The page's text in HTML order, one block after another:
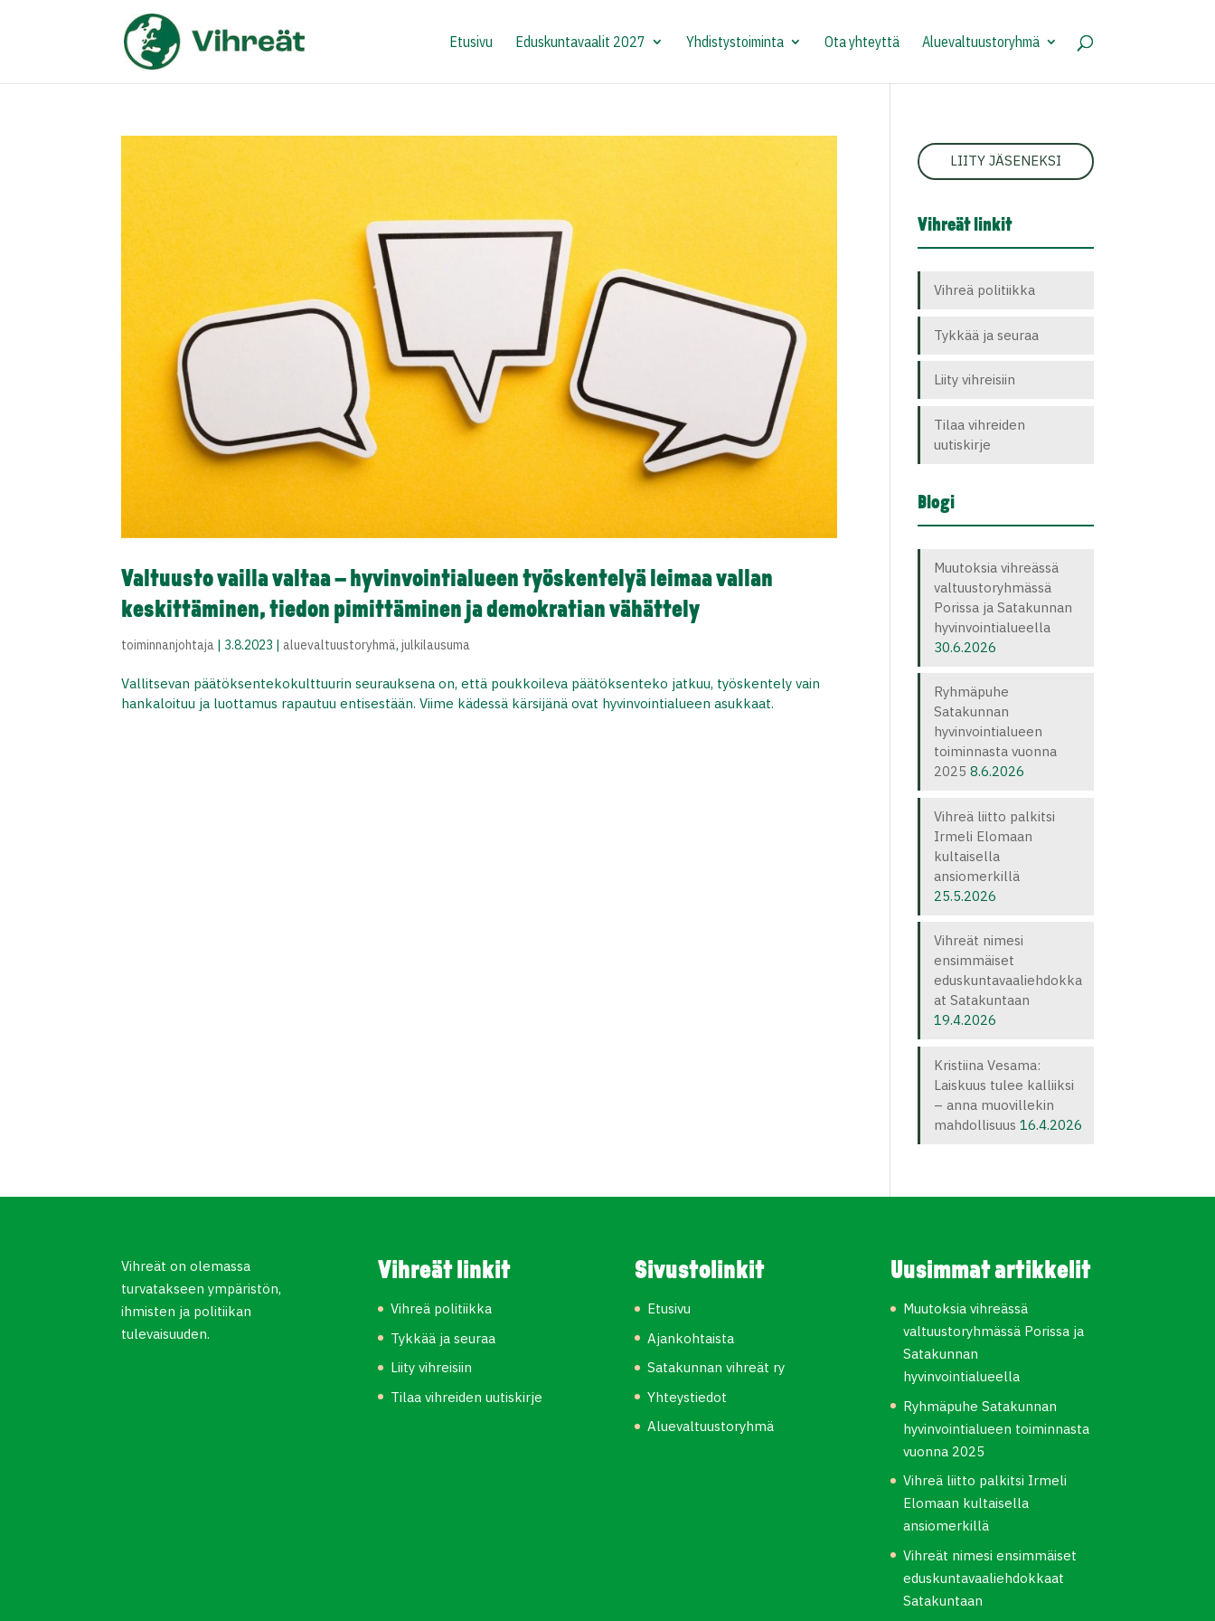
Etusivu Eduskuntavaalit 2027 Yhdistystoiminta Ota yhteyttä Aluevaltuustoryhmä
Valtuusto vailla valtaa – hyvinvointialueen työskentelyä leimaa vallan
keskittäminen, tiedon pimittäminen ja demokratian vähättely
toiminnanjohtaja | 3.8.2023 |aluevaltuustoryhmä,julkilausuma
Vallitsevan päätöksentekokulttuurin seurauksena on, että poukkoileva päätöksenteko jatkuu, työskentely vain
hankaloituu ja luottamus rapautuu entisestään. Viime kädessä kärsijänä ovat hyvinvointialueen asukkaat.
LIITY JÄSENEKSI
Vihreät linkit
Vihreä politiikka
Tykkää ja seuraa
Liity vihreisiin
Tilaa vihreiden
uutiskirje
Blogi
Muutoksia vihreässä
valtuustoryhmässä
Porissa ja Satakunnan
hyvinvointialueella
30.6.2026
Ryhmäpuhe
Satakunnan
hyvinvointialueen
toiminnasta vuonna
2025 8.6.2026
Vihreä liitto palkitsi
Irmeli Elomaan
kultaisella
ansiomerkillä
25.5.2026
Vihreät nimesi
ensimmäiset
eduskuntavaaliehdokka
at Satakuntaan
19.4.2026
Kristiina Vesama:
Laiskuus tulee kalliiksi
– anna muovillekin
mahdollisuus 16.4.2026
Vihreät on olemassa
turvatakseen ympäristön,
ihmisten ja politiikan
tulevaisuuden.
Vihreät linkit
Vihreä politiikka
Tykkää ja seuraa
Liity vihreisiin
Tilaa vihreiden uutiskirje
Sivustolinkit
Etusivu
Ajankohtaista
Satakunnan vihreät ry
Yhteystiedot
Aluevaltuustoryhmä
Uusimmat artikkelit
Muutoksia vihreässä
valtuustoryhmässä Porissa ja
Satakunnan
hyvinvointialueella
Ryhmäpuhe Satakunnan
hyvinvointialueen toiminnasta
vuonna 2025
Vihreä liitto palkitsi Irmeli
Elomaan kultaisella
ansiomerkillä
Vihreät nimesi ensimmäiset
eduskuntavaaliehdokkaat
Satakuntaan